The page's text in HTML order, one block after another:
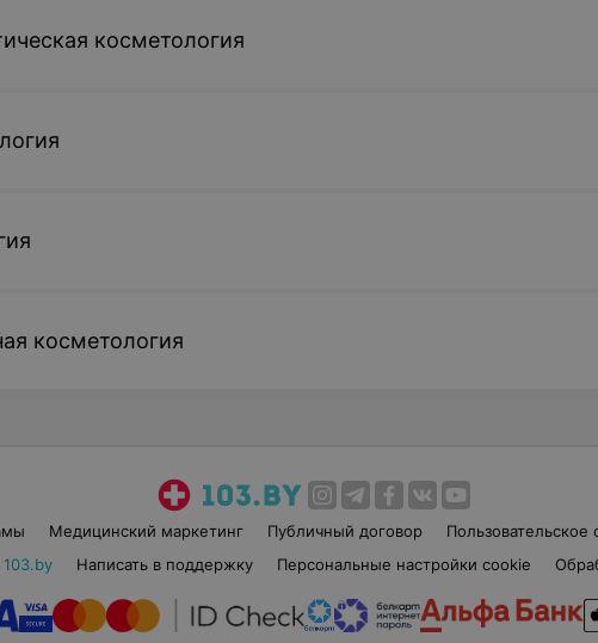
косметология
косметология
Медицинский маркетинг Публичный договор
Пользовательское
Написать в поддержку Персональные настройки cookie